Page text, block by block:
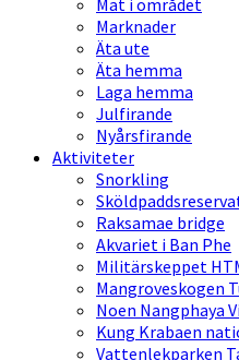
Mat i området
Marknader
Äta ute
Äta hemma
Laga hemma
Julfirande
Nyårsfirande
Aktiviteter
Snorkling
Raksamae bridge
Akvariet i Ban Phe
Militärskeppet
Mangroveskogen
Noen Nangphaya
Kung Krabaen
Vattenlekparken